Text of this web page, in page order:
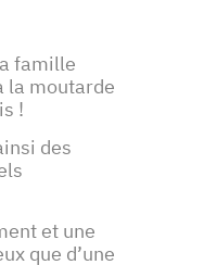
famille
la moutarde
!
des
et une
que d’une